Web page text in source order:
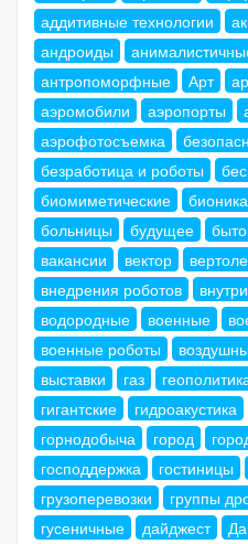
аддитивные технологии
андроиды
антропоморфные
Арт
аэромобили
аэропорты
аэрофотосъемка
безработица и роботы
биомиметические
бионика
больницы
будущее
вакансии
вектор
внедрения роботов
водородные
военные
военные роботы
выставки
газ
гигантские
гидроакустика
горнодобыча
город
господдержка
гостиницы
грузоперевозки
группы
гусеничные
дайджест